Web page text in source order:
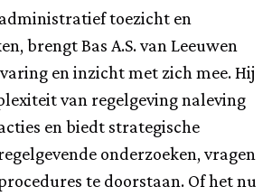
toezicht en
brengt Bas A.S. van Leeuwen
en inzicht met zich mee. Hij
van regelgeving naleving
en biedt strategische
onderzoeken, vragen
te doorstaan. Of het nu